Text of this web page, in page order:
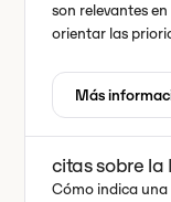
son relevantes
orientar las
Más
citas sobre la
Cómo indica